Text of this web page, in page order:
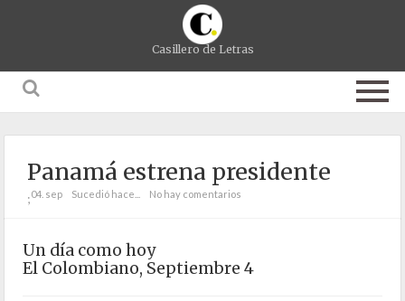
Casillero de Letras
Panamá estrena presidente
;04. sep Sucedió hace... No hay comentarios
Un día como hoy
El Colombiano, Septiembre 4